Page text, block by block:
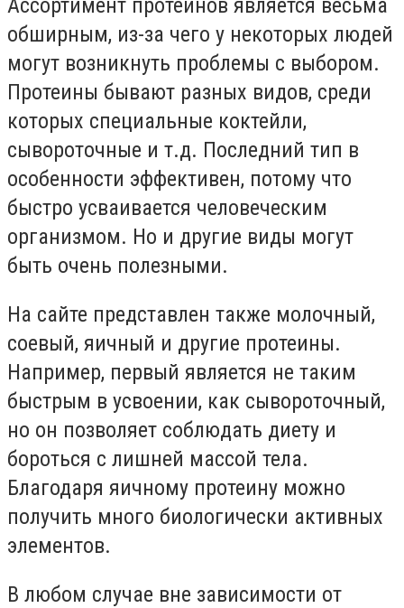
Ассортимент протеинов является весьма
обширным, из-за чего у некоторых людей
могут возникнуть проблемы с выбором.
Протеины бывают разных видов, среди
которых специальные коктейли,
сывороточные и т.д. Последний тип в
особенности эффективен, потому что
быстро усваивается человеческим
организмом. Но и другие виды могут
быть очень полезными.
На сайте представлен также молочный,
соевый, яичный и другие протеины.
Например, первый является не таким
быстрым в усвоении, как сывороточный,
но он позволяет соблюдать диету и
бороться с лишней массой тела.
Благодаря яичному протеину можно
получить много биологически активных
элементов.
В любом случае вне зависимости от